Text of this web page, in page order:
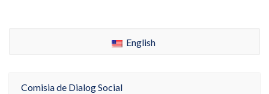
English
Comisia de Dialog Social